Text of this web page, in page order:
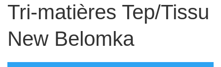
Tri-matières Tep/Tissu
New Belomka